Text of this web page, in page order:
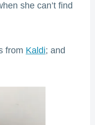
she can’t find
from Kaldi; and